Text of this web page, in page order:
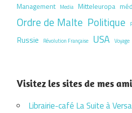
Management Media Mitteleuropa
Ordre de Malte Politique
Russie Révolution Française USA Voyage
Visitez les sites de mes
Librairie-café La Suite à